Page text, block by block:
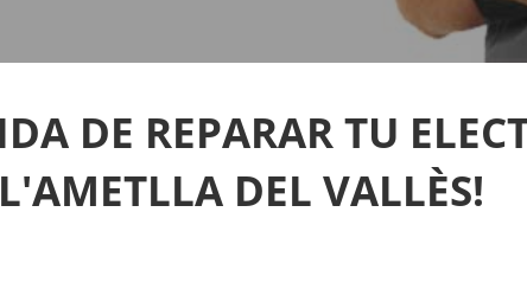
DE REPARAR TU
DEL VALLÈS!